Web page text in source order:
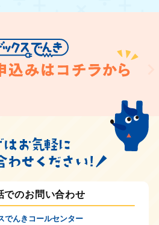
でのお問い合わせ
でんきコールセンター